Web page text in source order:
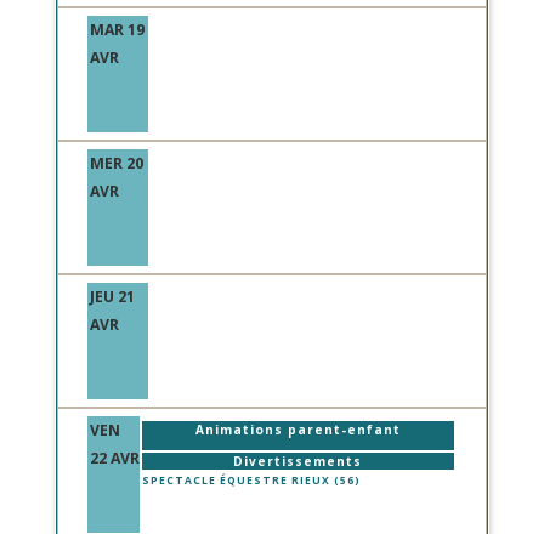
MAR 19
AVR
MER 20
AVR
JEU 21
AVR
VEN
22 AVR
Animations parent-enfant
Divertissements
SPECTACLE ÉQUESTRE RIEUX (56)